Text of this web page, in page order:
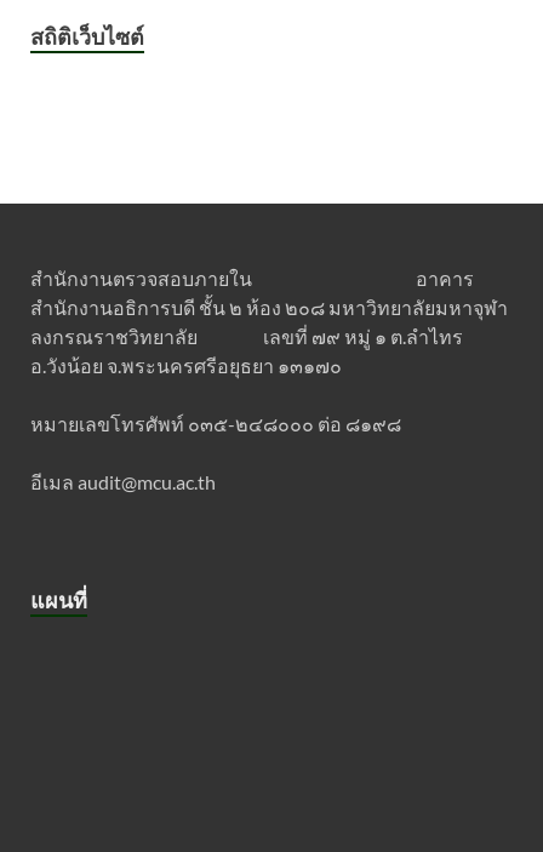
สถิติเว็บไซต์
สำนักงานตรวจสอบภายใน อาคาร
สำนักงานอธิการบดี ชั้น ๒ ห้อง ๒๐๘ มหาวิทยาลัยมหาจุฬา
ลงกรณราชวิทยาลัย เลขที่ ๗๙ หมู่ ๑ ต.ลำไทร
อ.วังน้อย จ.พระนครศรีอยุธยา ๑๓๑๗๐
หมายเลขโทรศัพท์ ๐๓๕-๒๔๘๐๐๐ ต่อ ๘๑๙๘
อีเมล audit@mcu.ac.th
แผนที่